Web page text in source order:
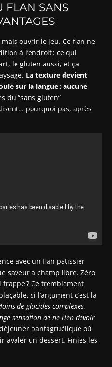
FLAN SANS
mais ouvrir le jeu. Ce flan ne
à l’endroit : ce qui
le gluten aussi, et ça
La texture devient
sur la langue : aucune
du “sans gluten”
pourquoi pas, après
avec un flan pâtissier
saveur a champ libre. Zéro
? Ce tremblement
si l’argument c’est la
de glucides complexes,
sensation de ne rien devoir
pantagruélique où
avaler un dessert. Finies les